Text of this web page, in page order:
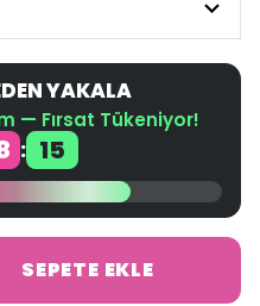
YAKALA
— Fırsat Tükeniyor!
: 15
SEPETE EKLE